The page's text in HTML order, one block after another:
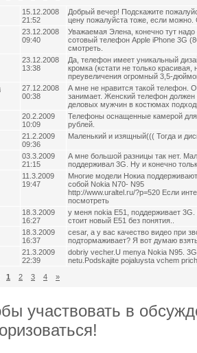
15.12.2008
21:52
Добрый вечер! Подскажите
цену пожалуйста тоже, если можно.
23.12.2008
09:40
Уважаемая Элена, конечно тут
сотовый телефон Apple iPhone 3G
смотреть.
23.12.2008
13:38
Да, телефон имеет уникальный
кромка (кстати не только
преувеличения огромный 3,5-
27.12.2008
00:38
А мне не нравится такой телефон.
занимает. Женский телефон
деловых мужчин в костюмах
20.2.2009
10:09
Телефоны оснащенные камерой
рублей.
21.2.2009
09:36
Маленький и изящный((( Тогда и
03.3.2009
21:15
А мне большой разницы так нет.
поддерживал 3G. Ну и конечно
11.3.2009
19:47
Многие модели Нокиа
собой Nokia N70- N95
http://www.uraltel.ru/?p=520 Если
посмотреть
18.3.2009
16:27
у меня nokia E51, поддерживает
стоит новый E51 без понятия..
18.3.2009
16:37
cesar, а у вас качество видео при
подтормаживает? Я вот думаю взять
21.3.2009
22:39
dobriy vecher.U menya Nokia N95.
netu.Podskajite pojaluysta vchem
1 2 3 4 »
участвовать в